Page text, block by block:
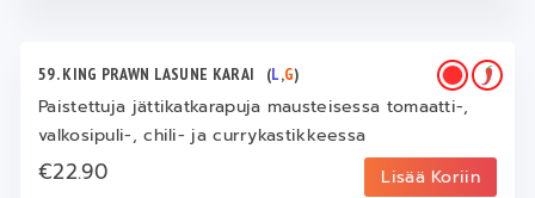
59. KING PRAWN LASUNE KARAI (L,G)
Paistettuja jättikatkarapuja mausteisessa tomaatti-,
valkosipuli-, chili- ja currykastikkeessa
€22.90 Lisää Koriin